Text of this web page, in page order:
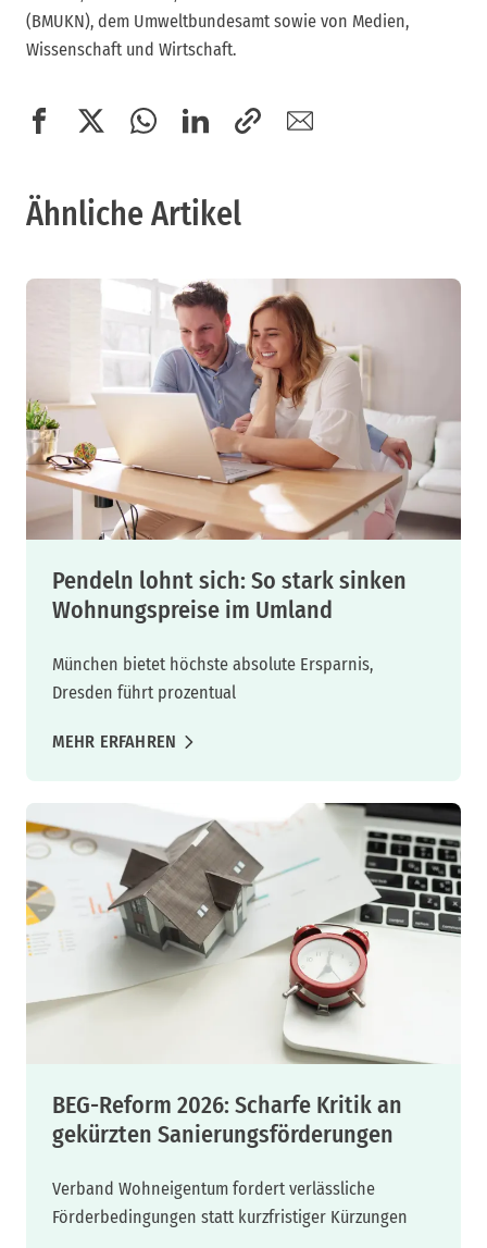
(BMUKN), dem Umweltbundesamt sowie von Medien,
Wissenschaft und Wirtschaft.
Ähnliche Artikel
Pendeln lohnt sich: So stark sinken
Wohnungspreise im Umland
München bietet höchste absolute Ersparnis,
Dresden führt prozentual
MEHR ERFAHREN
BEG-Reform 2026: Scharfe Kritik an
gekürzten Sanierungsförderungen
Verband Wohneigentum fordert verlässliche
Förderbedingungen statt kurzfristiger Kürzungen